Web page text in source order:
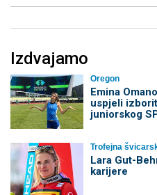
Izdvajamo
Oregon
Emina
uspjeli
juniorskog
Trofejna
Lara Gut-
karijere